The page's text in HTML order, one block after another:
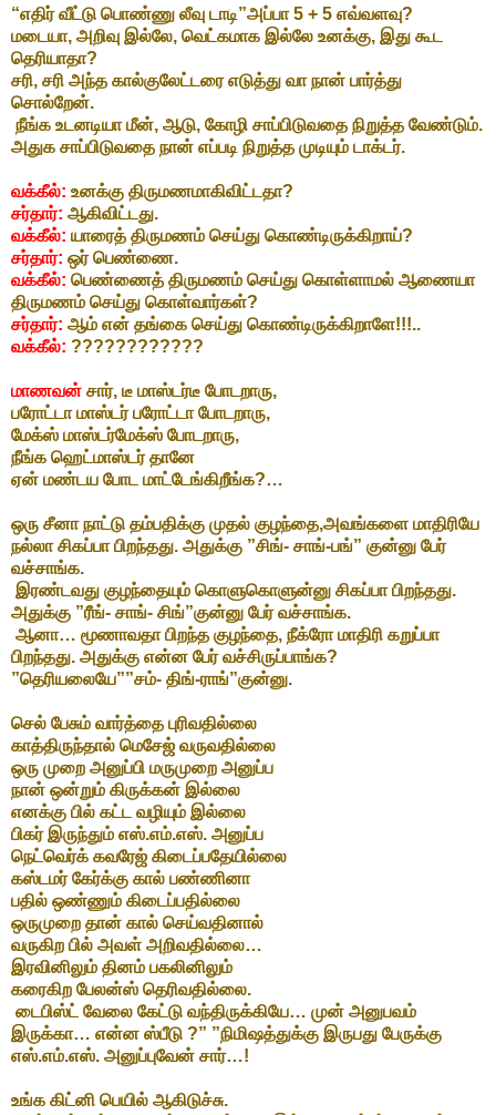
“எதிர் வீட்டு பொண்ணு லீவு டாடி”அப்பா 5 + 5 எவ்வளவு?
மடையா, அறிவு இல்லே, வெட்கமாக இல்லே உனக்கு, இது கூட
தெரியாதா?
சரி, சரி அந்த கால்குலேட்டரை எடுத்து வா நான் பார்த்து
சொல்றேன்.
நீங்க உடனடியா மீன், ஆடு, கோழி சாப்பிடுவதை நிறுத்த வேண்டும்.
அதுக சாப்பிடுவதை நான் எப்படி நிறுத்த முடியும் டாக்டர்.
வக்கீல்: உனக்கு திருமணமாகிவிட்டதா?
சர்தார்: ஆகிவிட்டது.
வக்கீல்: யாரைத் திருமணம் செய்து கொண்டிருக்கிறாய்?
சர்தார்: ஒர் பெண்ணை.
வக்கீல்: பெண்ணைத் திருமணம் செய்து கொள்ளாமல் ஆணையா
திருமணம் செய்து கொள்வார்கள்?
சர்தார்: ஆம் என் தங்கை செய்து கொண்டிருக்கிறாளே!!!..
வக்கீல்: ????????????
மாணவன் சார், டீ மாஸ்டர்டீ போடறாரு,
பரோட்டா மாஸ்டர் பரோட்டா போடறாரு,
மேக்ஸ் மாஸ்டர்மேக்ஸ் போடறாரு,
நீங்க ஹெட்மாஸ்டர் தானே
ஏன் மண்டய போட மாட்டேங்கிறீங்க?…
ஒரு சீனா நாட்டு தம்பதிக்கு முதல் குழந்தை,அவங்களை மாதிரியே
நல்லா சிகப்பா பிறந்தது. அதுக்கு ”சிங்- சாங்-பங்” குன்னு பேர்
வச்சாங்க.
இரண்டவது குழந்தையும் கொளுகொளுன்னு சிகப்பா பிறந்தது.
அதுக்கு ”ரீங்- சாங்- சிங்”குன்னு பேர் வச்சாங்க.
ஆனா… மூணாவதா பிறந்த குழந்தை, நீக்ரோ மாதிரி கறுப்பா
பிறந்தது. அதுக்கு என்ன பேர் வச்சிருப்பாங்க?
”தெரியலையே””சம்- திங்-ராங்”குன்னு.
செல் பேசும் வார்த்தை புரிவதில்லை
காத்திருந்தால் மெசேஜ் வருவதில்லை
ஒரு முறை அனுப்பி மருமுறை அனுப்ப
நான் ஒன்றும் கிருக்கன் இல்லை
எனக்கு பில் கட்ட வழியும் இல்லை
பிகர் இருந்தும் எஸ்.எம்.எஸ். அனுப்ப
நெட்வெர்க் கவரேஜ் கிடைப்பதேயில்லை
கஸ்டமர் கேர்க்கு கால் பண்ணினா
பதில் ஒண்ணும் கிடைப்பதில்லை
ஒருமுறை தான் கால் செய்வதினால்
வருகிற பில் அவள் அறிவதில்லை…
இரவினிலும் தினம் பகலினிலும்
கரைகிற பேலன்ஸ் தெரிவதில்லை.
டைபிஸ்ட் வேலை கேட்டு வந்திருக்கியே… முன் அனுபவம்
இருக்கா… என்ன ஸ்பீடு ?” ”நிமிஷத்துக்கு இருபது பேருக்கு
எஸ்.எம்.எஸ். அனுப்புவேன் சார்…!
உங்க கிட்னி பெயில் ஆகிடுச்சு.